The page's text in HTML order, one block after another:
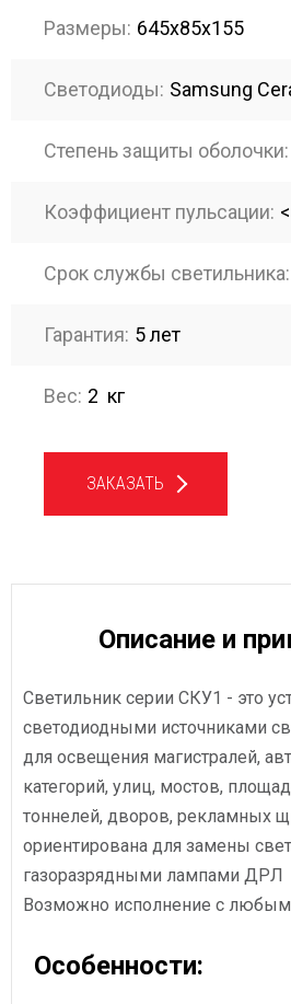
Размеры: 645х85х155
Светодиоды: Samsung
Степень защиты оболочки:
Коэффициент пульсации:
Срок службы светильника:
Гарантия: 5 лет
Вес: 2 кг
ЗАКАЗАТЬ
Описание и
Светильник серии СКУ1 - это
светодиодными источниками
для освещения магистралей,
категорий, улиц, мостов,
тоннелей, дворов, рекламных
ориентирована для замены
газоразрядными лампами
Возможно исполнение с
Особенности: